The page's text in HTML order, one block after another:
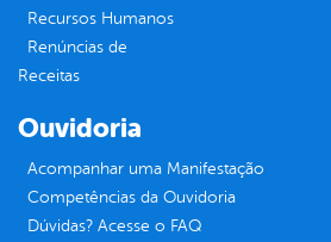
Recursos Humanos
Renúncias de
Receitas
Ouvidoria
Acompanhar uma Manifestação
Competências da Ouvidoria
Dúvidas? Acesse o FAQ